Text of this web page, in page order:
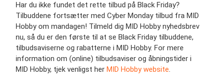
Har du ikke fundet det rette tilbud på Black Friday?
Tilbuddene fortsætter med Cyber Monday tilbud fra MID
Hobby om mandagen! Tilmeld dig MID Hobby nyhedsbrev
nu, så du er den første til at se Black Friday tilbuddene,
tilbudsaviserne og rabatterne i MID Hobby. For mere
information om (online) tilbudsaviser og åbningstider i
MID Hobby, tjek venligst her MID Hobby website.